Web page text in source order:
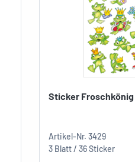
Sticker Froschkönig
Artikel-Nr. 3429
3 Blatt / 36 Sticker